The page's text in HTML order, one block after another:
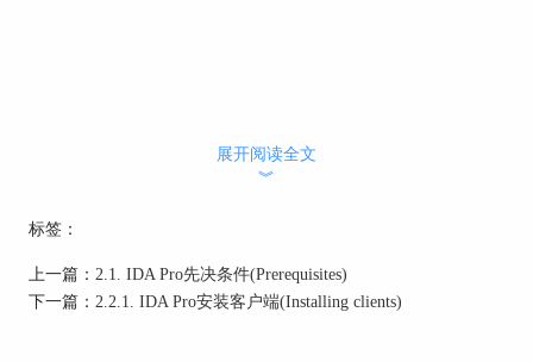
展开阅读全文
︾
标签：
上一篇： 2.1. IDA Pro先决条件(Prerequisites)
下一篇： 2.2.1. IDA Pro安装客户端(Installing clients)